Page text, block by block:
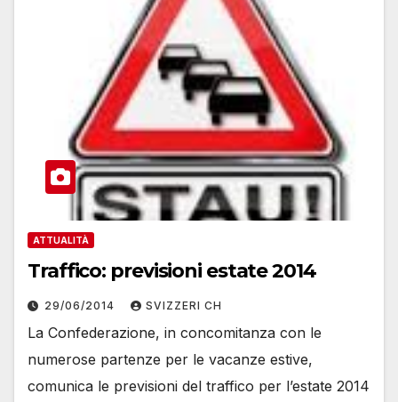
ATTUALITÀ
Traffico: previsioni estate 2014
29/06/2014 SVIZZERI CH
La Confederazione, in concomitanza con le
numerose partenze per le vacanze estive,
comunica le previsioni del traffico per l’estate 2014